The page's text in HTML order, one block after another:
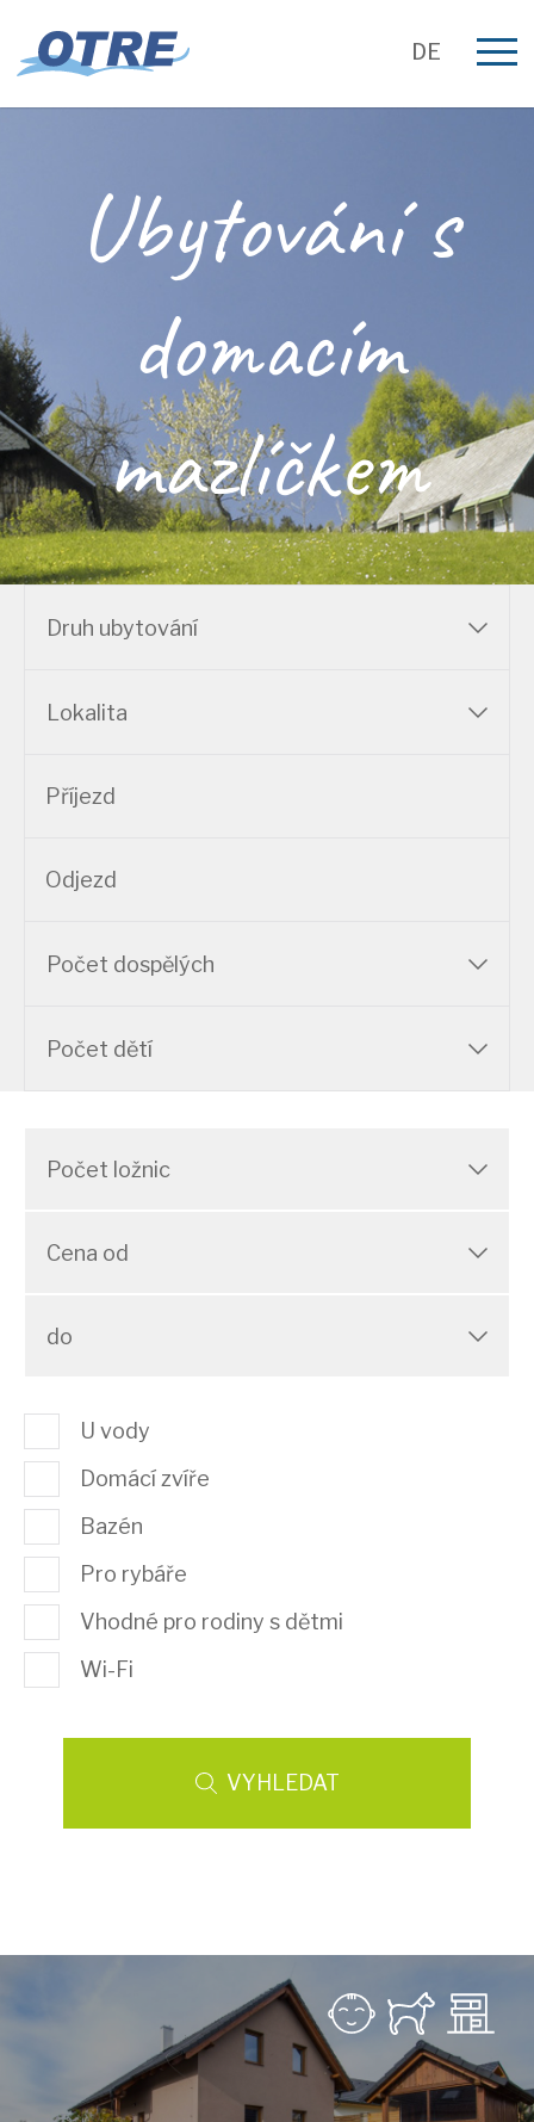
DE
Ubytování s
domacím
mazlíčkem
Druh ubytování
Lokalita
Počet dospělých
Počet dětí
Počet ložnic
Cena od
do
U vody
Domácí zvíře
Bazén
Pro rybáře
Vhodné pro rodiny s dětmi
Wi-Fi
VYHLEDAT